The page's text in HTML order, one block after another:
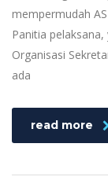
mempermudah
Panitia
Organisasi
ada
read more